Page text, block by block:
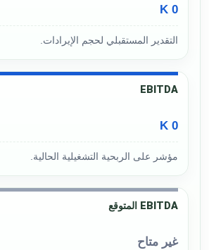
0 K
التقدير المستقبلي لحجم الإيرادات.
EBITDA
0 K
مؤشر على الربحية التشغيلية الحالية.
EBITDA المتوقع
غير متاح